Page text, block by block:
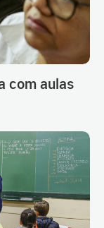
com aulas